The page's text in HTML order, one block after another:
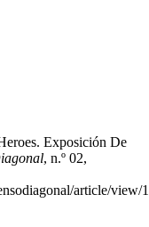
Exposición De
, n.º 02,
article/view/